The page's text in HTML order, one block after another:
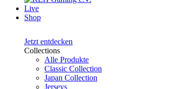
Live
Shop
Jetzt entdecken
Collections
Alle Produkte
Classic Collection
Japan Collection
Jerseys